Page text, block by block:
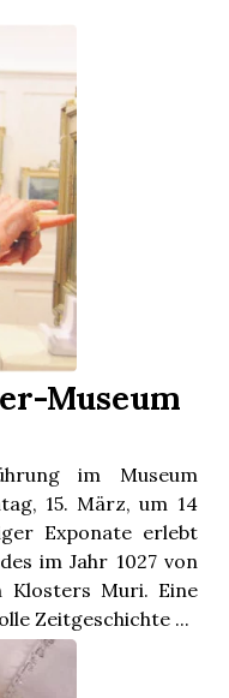
Museum
im Museum
15. März, um 14
Exponate erlebt
im Jahr 1027 von
Klosters Muri. Eine
Zeitgeschichte ...